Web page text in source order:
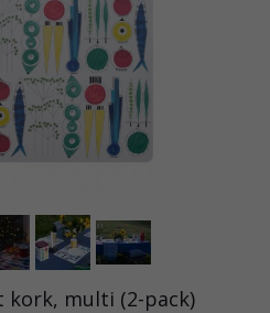
multi (2-pack)